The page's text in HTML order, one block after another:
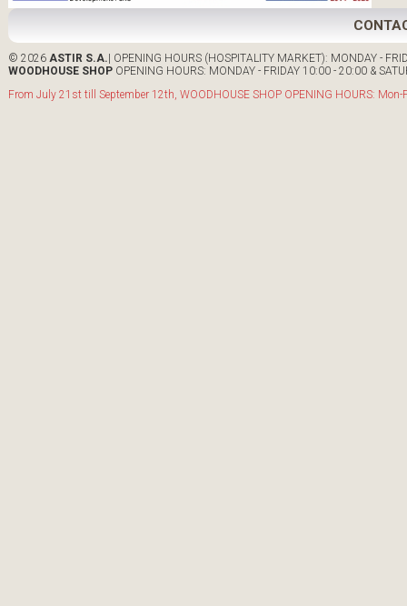
© 2026 ASTIR S.A.| OPENING HOURS (HOSPITALITY MARKET): MONDAY -
WOODHOUSE SHOPOPENING HOURS: MONDAY - FRIDAY 10:00 - 20:00 &
From July 21st till September 12th, WOODHOUSE SHOP OPENING HOURS: